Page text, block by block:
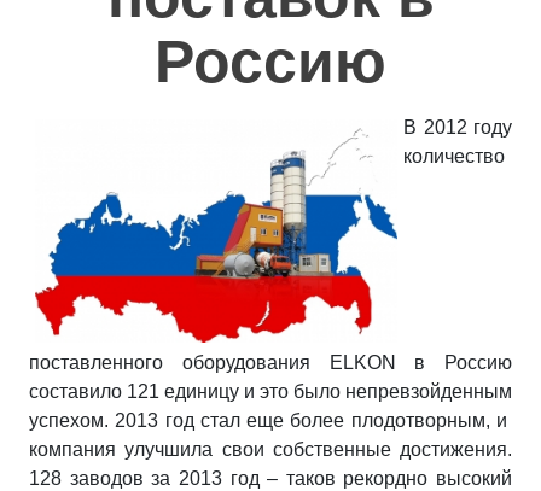
КонтактыРоссию
В 2012 году
количество
поставленного оборудования ELKON в Россию
составило 121 единицу и это было непревзойденным
успехом. 2013 год стал еще более плодотворным, и
компания улучшила свои собственные достижения.
128 заводов за 2013 год – таков рекордно высокий